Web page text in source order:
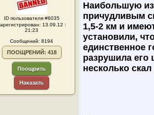
ID пользователя #6035
13.09.12 :
21:23
Сообщений: 8194
ПООЩРЕНИЙ: 418
Поощрить
Наказать
Наибольшую
причудливым
1,5-2 км и
установили,
единственное
разрушила его
несколько